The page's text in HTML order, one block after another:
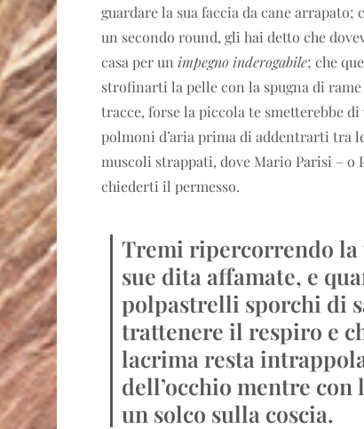
guardare la sua faccia da cane arrapato;
un secondo round, gli hai detto che
casa per un impegno inderogabile; che
strofinarti la pelle con la spugna di
tracce, forse la piccola te smetterebbe
polmoni d’aria prima di addentrarti tra
muscoli strappati, dove Mario Parisi – o
chiederti il permesso.
Tremi ripercorrendo
sue dita affamate, e
polpastrelli sporchi di
trattenere il respiro e
lacrima resta
dell’occhio mentre con
un solco sulla coscia.